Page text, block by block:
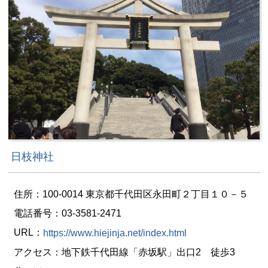
日枝神社
住所：100-0014 東京都千代田区永田町２丁目１０－５
電話番号：03-3581-2471
URL： https://www.hiejinja.net/index.html
アクセス：地下鉄千代田線「赤坂駅」出口2 徒歩3